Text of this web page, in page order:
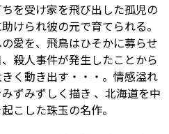
を受け家を飛び出した孤児の
けられ彼の元で育てられる。
愛を、飛鳥はひそかに募らせ
殺人事件が発生したことから
く動き出す・・・。情感溢れ
ずみずしく描き 、北海道を中
こした珠玉の名作。